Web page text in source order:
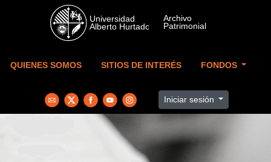
Skip to main content
QUIENES SOMOS SITIOS DE INTERÉS FONDOS
Iniciar sesión